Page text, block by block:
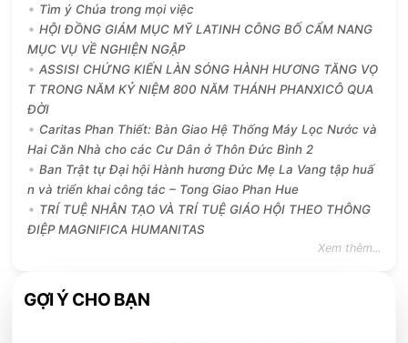
Tìm ý Chúa trong mọi việc
HỘI ĐỒNG GIÁM MỤC MỸ LATINH CÔNG BỐ CẨM NANG
MỤC VỤ VỀ NGHIỆN NGẬP
ASSISI CHỨNG KIẾN LÀN SÓNG HÀNH HƯƠNG TĂNG VỌ
T TRONG NĂM KỶ NIỆM 800 NĂM THÁNH PHANXICÔ QUA
ĐỜI
Caritas Phan Thiết: Bàn Giao Hệ Thống Máy Lọc Nước và
Hai Căn Nhà cho các Cư Dân ở Thôn Đức Bình 2
Ban Trật tự Đại hội Hành hương Đức Mẹ La Vang tập huấ
n và triển khai công tác – Tong Giao Phan Hue
TRÍ TUỆ NHÂN TẠO VÀ TRÍ TUỆ GIÁO HỘI THEO THÔNG
ĐIỆP MAGNIFICA HUMANITAS
Xem thêm...
GỢI Ý CHO BẠN